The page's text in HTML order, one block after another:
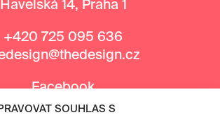
SOUHLAS S
Havelská 14, Praha 1
+420 725 095 636
Facebook
Instagram